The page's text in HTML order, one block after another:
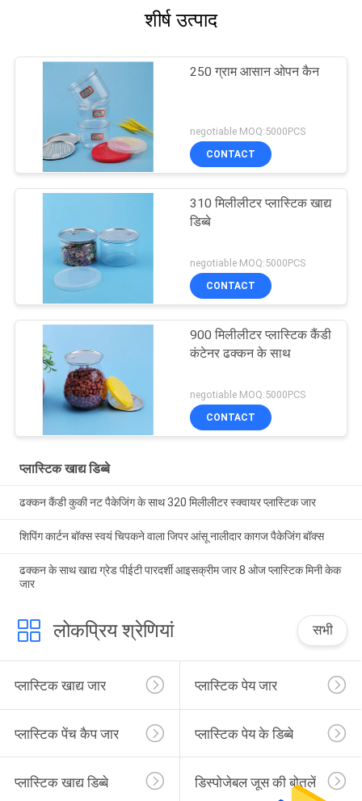
शीर्ष उत्पाद
250 ग्राम आसान ओपन कैन
negotiable MOQ:5000PCS
CONTACT
310 मिलीलीटर प्लास्टिक खाद्य
डिब्बे
negotiable MOQ:5000PCS
CONTACT
900 मिलीलीटर प्लास्टिक कैंडी
कंटेनर ढक्कन के साथ
negotiable MOQ:5000PCS
CONTACT
प्लास्टिक खाद्य डिब्बे
ढक्कन कैंडी कुकी नट पैकेजिंग के साथ 320 मिलीलीटर स्क्वायर प्लास्टिक जार
शिपिंग कार्टन बॉक्स स्वयं चिपकने वाला जिपर आंसू नालीदार कागज पैकेजिंग बॉक्स
ढक्कन के साथ खाद्य ग्रेड पीईटी पारदर्शी आइसक्रीम जार 8 ओज प्लास्टिक मिनी केक
जार
लोकप्रिय श्रेणियां सभी
प्लास्टिक खाद्य जार प्लास्टिक पेय जार
प्लास्टिक पेंच कैप जार प्लास्टिक पेय के डिब्बे
प्लास्टिक खाद्य डिब्बे डिस्पोजेबल जूस की बोतलें